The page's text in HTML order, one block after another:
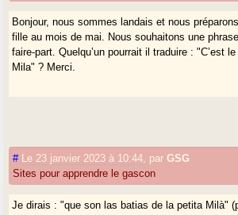
Bonjour, nous sommes landais et nous
fille au mois de mai. Nous souhaitons une
faire-part. Quelqu’un pourrait il traduire : "C’est
Mila" ? Merci.
# Le 23 janvier 2023 à 10:44 parGSG
Sites pour apprendre le gascon
Je dirais : "que son las batias de la petita Milà"